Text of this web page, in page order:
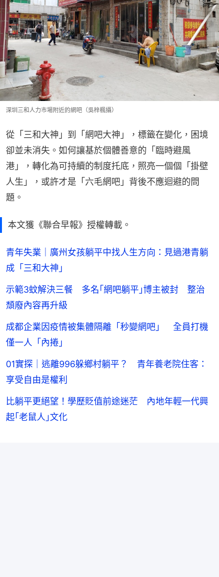
深圳三和人力市場附近的網吧（吳梓楓攝）
從「三和大神」到「網吧大神」，標籤在變化，困境
卻並未消失。如何讓基於個體善意的「臨時避風
港」，轉化為可持續的制度托底，照亮一個個「掛壁
人生」，或許才是「六毛網吧」背後不應迴避的問
題。
本文獲《聯合早報》授權轉載。
青年失業｜廣州女孩躺平中找人生方向：見過港青躺
成「三和大神」
示範3蚊解決三餐 多名｢網吧躺平｣博主被封 整治
頹廢內容再升級
成都企業因疫情被集體隔離「秒變網吧」 全員打機
僅一人「內捲」
01實探｜逃離996躲鄉村躺平？ 青年養老院住客：
享受自由是權利
比躺平更絕望！學歷貶值前途迷茫 內地年輕一代興
起｢老鼠人｣文化